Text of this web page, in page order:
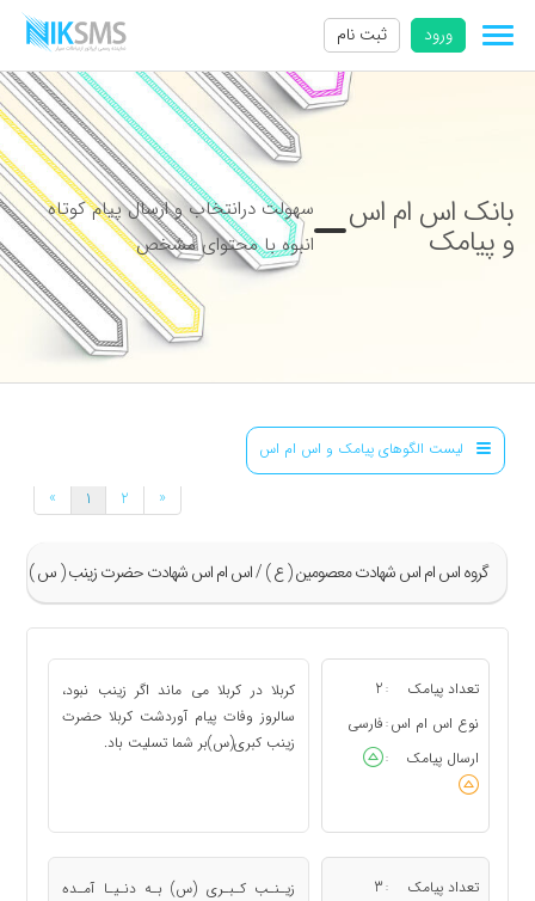
ورود ثبت نام
بانک اس ام اس
و پیامک
سهولت درانتخاب و ارسال پیام کوتاه
انبوه با محتوای مشخص
لیست الگوهای پیامک و اس ام اس
گروه اس ام اس شهادت معصومين ( ع ) / اس ام اس شهادت حضرت زینب ( س )
» 1 2 «
تعداد پیامک :
2
نوع اس ام اس : فارسی
ارسال پیامک
:
کربلا در کربلا می ماند اگر زینب نبود،
سالروز وفات پیام آوردشت کربلا حضرت
زینب کبرى(س)بر شما تسلیت باد.
تعداد پیامک :
3
زیـنـب کـبـری (س) بـه دنـیـا آمـده